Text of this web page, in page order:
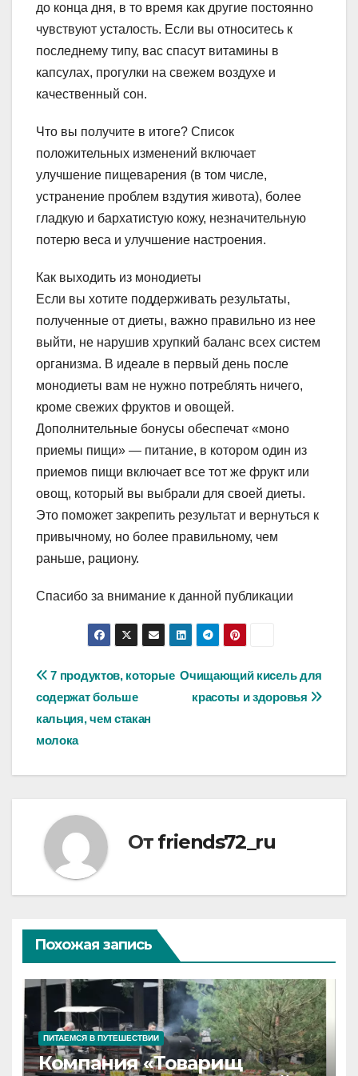
до конца дня, в то время как другие постоянно
чувствуют усталость. Если вы относитесь к
последнему типу, вас спасут витамины в
капсулах, прогулки на свежем воздухе и
качественный сон.
Что вы получите в итоге? Список
положительных изменений включает
улучшение пищеварения (в том числе,
устранение проблем вздутия живота), более
гладкую и бархатистую кожу, незначительную
потерю веса и улучшение настроения.
Как выходить из монодиеты
Если вы хотите поддерживать результаты,
полученные от диеты, важно правильно из нее
выйти, не нарушив хрупкий баланс всех систем
организма. В идеале в первый день после
монодиеты вам не нужно потреблять ничего,
кроме свежих фруктов и овощей.
Дополнительные бонусы обеспечат «моно
приемы пищи» — питание, в котором один из
приемов пищи включает все тот же фрукт или
овощ, который вы выбрали для своей диеты.
Это поможет закрепить результат и вернуться к
привычному, но более правильному, чем
раньше, рациону.
Спасибо за внимание к данной публикации
Навигация
по
записям
Очищающий кисель для
красоты и здоровья
7 продуктов, которые
содержат больше
кальция, чем стакан
молока
От friends72_ru
Похожая запись
ПИТАЕМСЯ В ПУТЕШЕСТВИИ
Компания «Товарищ